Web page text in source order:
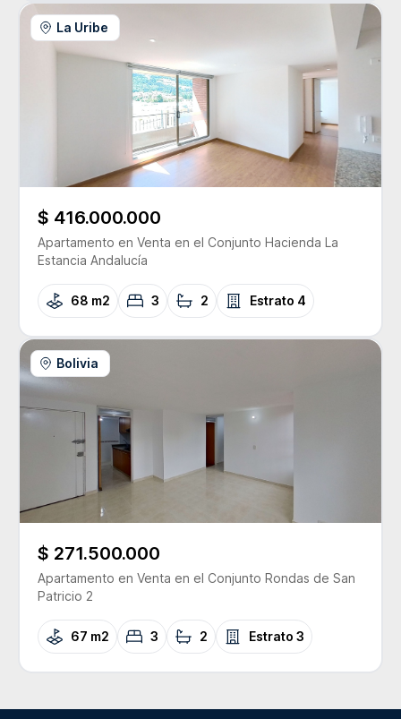
La Uribe
$ 416.000.000
Apartamento en Venta en el Conjunto Hacienda La
Estancia Andalucía
68 m2 3 2 Estrato 4
Bolivia
$ 271.500.000
Apartamento en Venta en el Conjunto Rondas de San
Patricio 2
67 m2 3 2 Estrato 3